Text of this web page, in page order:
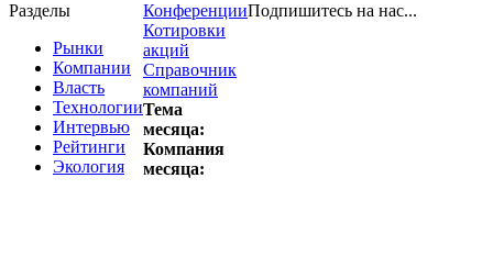
Разделы
Рынки
Компании
Власть
Технологии
Интервью
Рейтинги
Экология
Конференции
Котировки
акций
Справочник
компаний
Тема
месяца:
Компания
месяца:
Подпишитесь на нас...